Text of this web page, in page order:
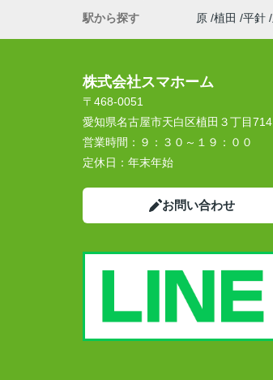
駅から探す
原 植田 平針
株式会社スマホーム
〒468-0051
愛知県名古屋市天白区植田３丁目714
営業時間： ９：３０～１９：００
定休日： 年末年始
お問い合わせ